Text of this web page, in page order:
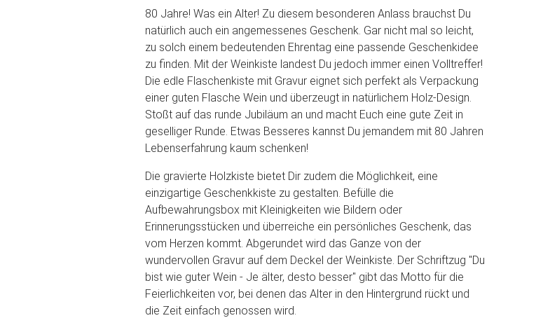
80 Jahre! Was ein Alter! Zu diesem besonderen Anlass brauchst Du
natürlich auch ein angemessenes Geschenk. Gar nicht mal so leicht,
zu solch einem bedeutenden Ehrentag eine passende Geschenkidee
zu finden. Mit der Weinkiste landest Du jedoch immer einen Volltreffer!
Die edle Flaschenkiste mit Gravur eignet sich perfekt als Verpackung
einer guten Flasche Wein und überzeugt in natürlichem Holz-Design.
Stoßt auf das runde Jubiläum an und macht Euch eine gute Zeit in
geselliger Runde. Etwas Besseres kannst Du jemandem mit 80 Jahren
Lebenserfahrung kaum schenken!
Die gravierte Holzkiste bietet Dir zudem die Möglichkeit, eine
einzigartige Geschenkkiste zu gestalten. Befülle die
Aufbewahrungsbox mit Kleinigkeiten wie Bildern oder
Erinnerungsstücken und überreiche ein persönliches Geschenk, das
vom Herzen kommt. Abgerundet wird das Ganze von der
wundervollen Gravur auf dem Deckel der Weinkiste. Der Schriftzug "Du
bist wie guter Wein - Je älter, desto besser" gibt das Motto für die
Feierlichkeiten vor, bei denen das Alter in den Hintergrund rückt und
die Zeit einfach genossen wird.